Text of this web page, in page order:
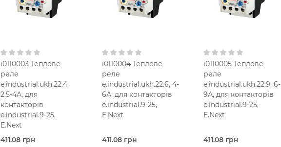
48-65 A В кошик
55-70 A В кошик
63-80 A В кошик
i0110003 Теплове
реле
e.industrial.ukh.22.4,
2.5-4А, для
контакторів
e.industrial.9-25,
E.Next
411.08 грн
i0110004 Теплове
реле
e.industrial.ukh.22.6, 4-
6А, для контакторів
e.industrial.9-25,
E.Next
411.08 грн
i0110005 Теплове
реле
e.industrial.ukh.22.9, 6-
9А, для контакторів
e.industrial.9-25,
E.Next
411.08 грн